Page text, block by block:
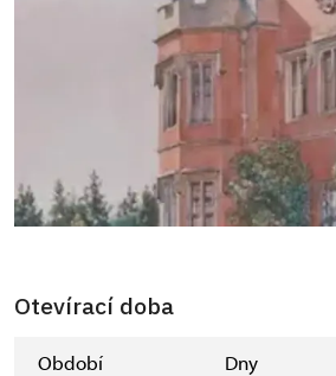
Otevírací doba
Období Dny